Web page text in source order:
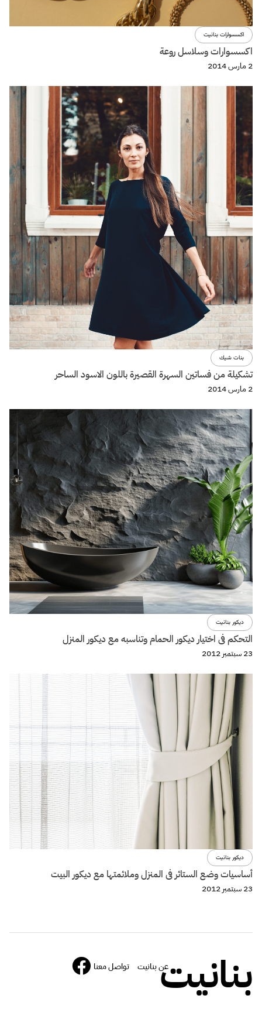
اكسسوارات بنانيت
اكسسوارات وسلاسل روعة
2 مارس 2014
بنات شيك
تشكيلة من فساتين السهرة القصيرة باللون الاسود الساحر
2 مارس 2014
ديكور بنانيت
التحكم فى اختيار ديكور الحمام وتناسبه مع ديكور المنزل
23 سبتمبر 2012
ديكور بنانيت
أساسيات وضع الستائر فى المنزل وملائمتها مع ديكور البيت
23 سبتمبر 2012
بنانيتعن بنانيت تواصل معنا